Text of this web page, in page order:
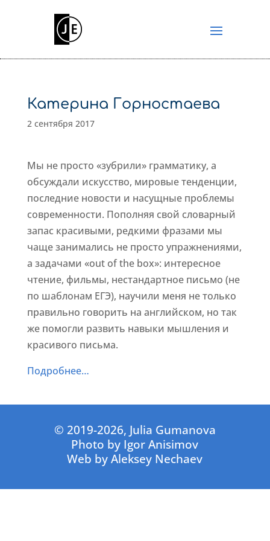
Катерина Горностаева
2 сентября 2017
Мы не просто «зубрили» грамматику, а
обсуждали искусство, мировые тенденции,
последние новости и насущные проблемы
современности. Пополняя свой словарный
запас красивыми, редкими фразами мы
чаще занимались не просто упражнениями,
а задачами «out of the box»: интересное
чтение, фильмы, нестандартное письмо (не
по шаблонам ЕГЭ), научили меня не только
правильно говорить на английском, но так
же помогли развить навыки мышления и
красивого письма.
Подробнее…
© 2019-2026, Julia Gumanova
Photo by Igor Anisimov
Web by Aleksey Nechaev